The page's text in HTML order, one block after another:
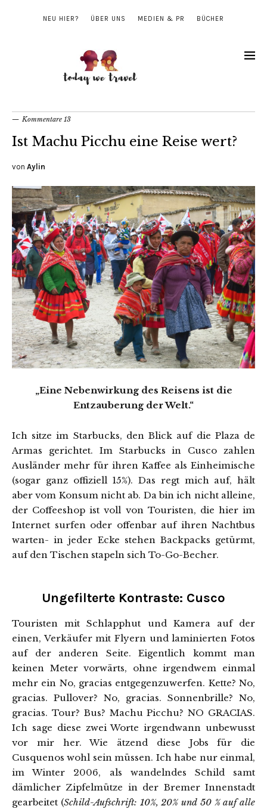
NEU HIER? ÜBER UNS MEDIEN & PR BÜCHER
Kommentare 13
Ist Machu Picchu eine Reise wert?
von Aylin
„Eine Nebenwirkung des Reisens ist die
Entzauberung der Welt.“
Ich sitze im Starbucks, den Blick auf die Plaza de
Armas gerichtet. Im Starbucks in Cusco zahlen
Ausländer mehr für ihren Kaffee als Einheimische
(sogar ganz offiziell 15%). Das regt mich auf, hält
aber vom Konsum nicht ab. Da bin ich nicht alleine,
der Coffeeshop ist voll von Touristen, die hier im
Internet surfen oder offenbar auf ihren Nachtbus
warten- in jeder Ecke stehen Backpacks getürmt,
auf den Tischen stapeln sich To-Go-Becher.
Ungefilterte Kontraste: Cusco
Touristen mit Schlapphut und Kamera auf der
einen, Verkäufer mit Flyern und laminierten Fotos
auf der anderen Seite. Eigentlich kommt man
keinen Meter vorwärts, ohne irgendwem einmal
mehr ein No, gracias entgegenzuwerfen. Kette? No,
gracias. Pullover? No, gracias. Sonnenbrille? No,
gracias. Tour? Bus? Machu Picchu? NO GRACIAS.
Ich sage diese zwei Worte irgendwann unbewusst
vor mir her. Wie ätzend diese Jobs für die
Cusquenos wohl sein müssen. Ich habe nur einmal,
im Winter 2006, als wandelndes Schild samt
dämlicher Zipfelmütze in der Bremer Innenstadt
gearbeitet (Schild-Aufschrift: 10%, 20% und 50 % auf alle